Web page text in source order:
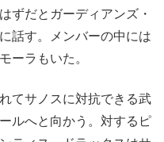
ずだとガーディアンズ・
話す。メンバーの中には
ーラもいた。
てサノスに対抗できる武
ルへと向かう。対するピ